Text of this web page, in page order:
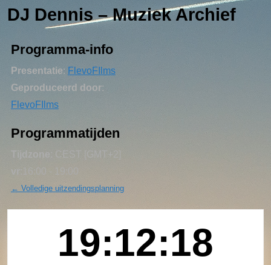
DJ Dennis – Muziek Archief
Programma-info
Presentatie: FlevoFIlms
Geproduceerd door:
FlevoFIlms
Programmatijden
Tijdzone: CEST [GMT+2]
vr : 16:00 -
← Volledige uitzendingsplanning
19:12:19